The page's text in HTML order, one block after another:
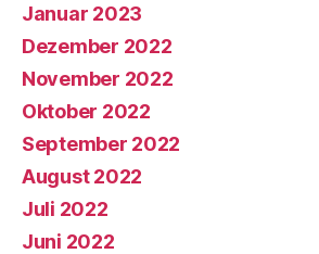
Januar 2023
Dezember 2022
November 2022
Oktober 2022
September 2022
August 2022
Juli 2022
Juni 2022